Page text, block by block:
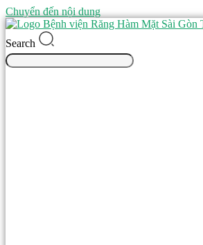
Chuyển đến nội dung
Search